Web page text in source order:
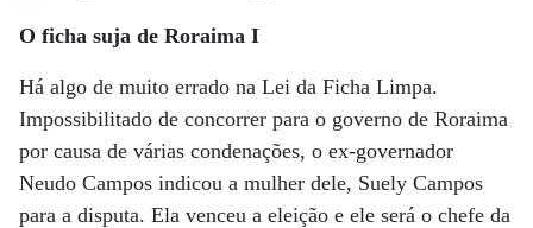
O ficha suja de Roraima I
Há algo de muito errado na Lei da Ficha Limpa.
Impossibilitado de concorrer para o governo de Roraima
por causa de várias condenações, o ex-governador
Neudo Campos indicou a mulher dele, Suely Campos
para a disputa. Ela venceu a eleição e ele será o chefe da